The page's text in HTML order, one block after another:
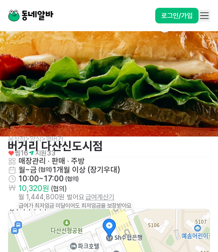
로그인/가입
음식점>양식>햄버거
버거리 다산신도시점
찜16 지원33
매장관리 · 판매 · 주방
월~금 (협의) 1개월 이상 (장기우대)
10:00~17:00 (협의)
10,320원 (협의)
월 1,444,800원 벌어요급여계산기
급여가 최저임금 미달이어도 최저임금을 보장받아요